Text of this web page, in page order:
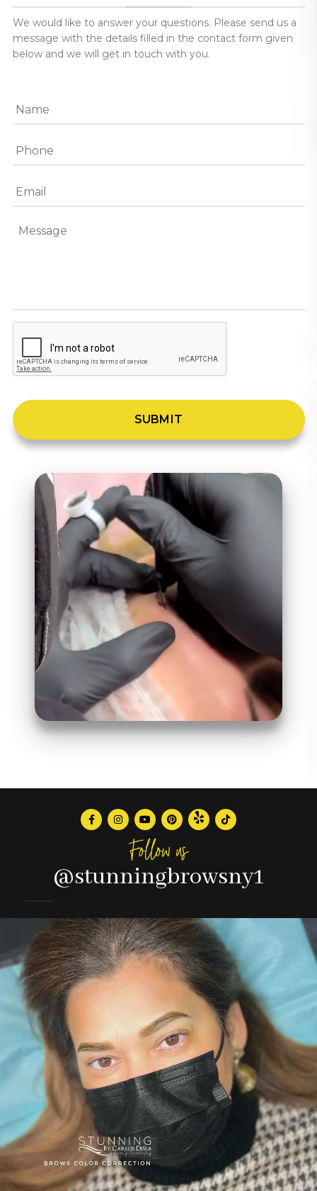
We would like to answer your questions. Please send us a
message with the details filled in the contact form given
below and we will get in touch with you.
Follow us
@stunningbrowsny1